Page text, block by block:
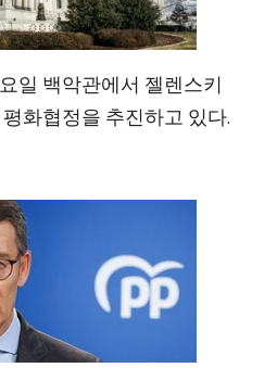
일 백악관에서 젤렌스키
화협정을 추진하고 있다.